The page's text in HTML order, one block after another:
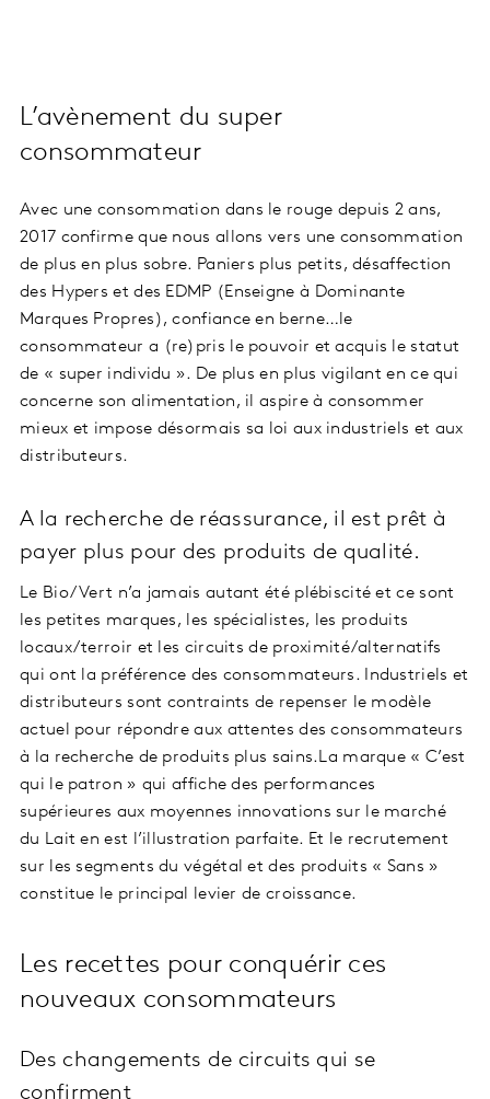
L’avènement du super
consommateur
Avec une consommation dans le rouge depuis 2 ans,
2017 confirme que nous allons vers une consommation
de plus en plus sobre. Paniers plus petits, désaffection
des Hypers et des EDMP (Enseigne à Dominante
Marques Propres), confiance en berne…le
consommateur a (re)pris le pouvoir et acquis le statut
de « super individu ». De plus en plus vigilant en ce qui
concerne son alimentation, il aspire à consommer
mieux et impose désormais sa loi aux industriels et aux
distributeurs.
A la recherche de réassurance, il est prêt à
payer plus pour des produits de qualité.
Le Bio/Vert n’a jamais autant été plébiscité et ce sont
les petites marques, les spécialistes, les produits
locaux/terroir et les circuits de proximité/alternatifs
qui ont la préférence des consommateurs. Industriels et
distributeurs sont contraints de repenser le modèle
actuel pour répondre aux attentes des consommateurs
à la recherche de produits plus sains.La marque « C’est
qui le patron » qui affiche des performances
supérieures aux moyennes innovations sur le marché
du Lait en est l’illustration parfaite. Et le recrutement
sur les segments du végétal et des produits « Sans »
constitue le principal levier de croissance.
Les recettes pour conquérir ces
nouveaux consommateurs
Des changements de circuits qui se
confirment